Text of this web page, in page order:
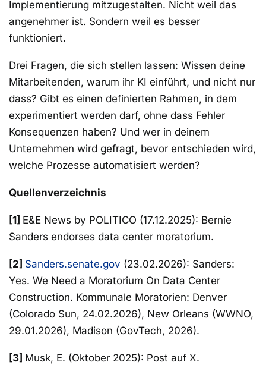
Implementierung mitzugestalten. Nicht weil das
angenehmer ist. Sondern weil es besser
funktioniert.
Drei Fragen, die sich stellen lassen: Wissen deine
Mitarbeitenden, warum ihr KI einführt, und nicht nur
dass? Gibt es einen definierten Rahmen, in dem
experimentiert werden darf, ohne dass Fehler
Konsequenzen haben? Und wer in deinem
Unternehmen wird gefragt, bevor entschieden wird,
welche Prozesse automatisiert werden?
Quellenverzeichnis
[1] E&E News by POLITICO (17.12.2025): Bernie
Sanders endorses data center moratorium.
[2] Sanders.senate.gov (23.02.2026): Sanders:
Yes. We Need a Moratorium On Data Center
Construction. Kommunale Moratorien: Denver
(Colorado Sun, 24.02.2026), New Orleans (WWNO,
29.01.2026), Madison (GovTech, 2026).
[3] Musk, E. (Oktober 2025): Post auf X.